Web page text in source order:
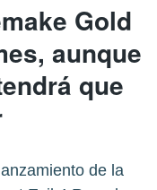
Gold
aunque
que
de la